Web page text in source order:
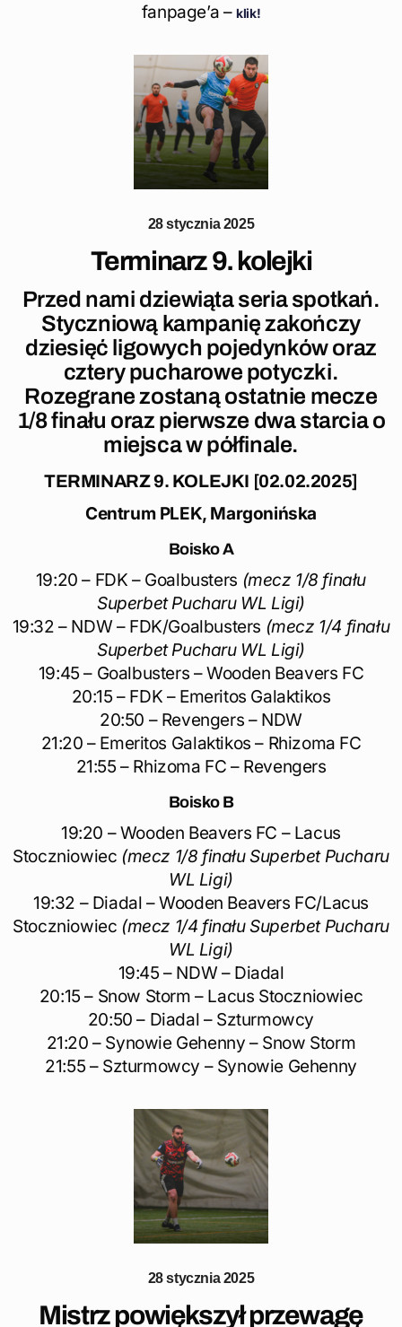
fanpage’a –klik!
28 stycznia 2025
Terminarz 9. kolejki
Przed nami dziewiąta seria spotkań.
Styczniową kampanię zakończy
dziesięć ligowych pojedynków oraz
cztery pucharowe potyczki.
Rozegrane zostaną ostatnie mecze
1/8 finału oraz pierwsze dwa starcia o
miejsca w półfinale.
TERMINARZ 9. KOLEJKI [02.02.2025]
Centrum PLEK, Margonińska
Boisko A
19:20 – FDK – Goalbusters (mecz 1/8 finału
Superbet Pucharu WL Ligi)
19:32 – NDW – FDK/Goalbusters (mecz 1/4 finału
Superbet Pucharu WL Ligi)
19:45 – Goalbusters – Wooden Beavers FC
20:15 – FDK – Emeritos Galaktikos
20:50 – Revengers – NDW
21:20 – Emeritos Galaktikos – Rhizoma FC
21:55 – Rhizoma FC – Revengers
Boisko B
19:20 – Wooden Beavers FC – Lacus
Stoczniowiec (mecz 1/8 finału Superbet Pucharu
WL Ligi)
19:32 – Diadal – Wooden Beavers FC/Lacus
Stoczniowiec (mecz 1/4 finału Superbet Pucharu
WL Ligi)
19:45 – NDW – Diadal
20:15 – Snow Storm – Lacus Stoczniowiec
20:50 – Diadal – Szturmowcy
21:20 – Synowie Gehenny – Snow Storm
21:55 – Szturmowcy – Synowie Gehenny
28 stycznia 2025
Mistrz powiększył przewagę